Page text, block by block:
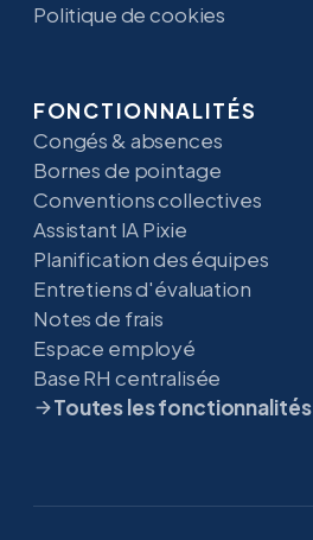
Politique de cookies
FONCTIONNALITÉS
Congés & absences
Bornes de pointage
Conventions collectives
Assistant IA Pixie
Planification des équipes
Entretiens d'évaluation
Notes de frais
Espace employé
Base RH centralisée
Toutes les fonctionnalités